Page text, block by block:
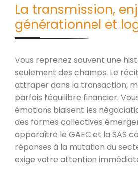
La transmission,
générationnel et
Vous reprenez souvent une
seulement des champs. Le
attraper dans la transaction,
parfois l’équilibre financier.
émotions biaisent les
des formes collectives
apparaître le GAEC et la SAS
réponses à la mutation du
exige votre attention